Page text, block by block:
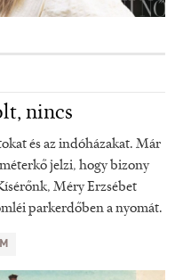
nincs
és az indóházakat. Már
jelzi, hogy bizony
Méry Erzsébet
parkerdőben a nyomát.